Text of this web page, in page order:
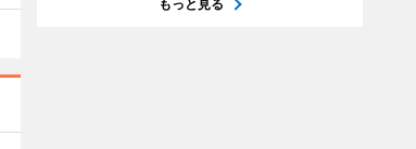
もっと見る